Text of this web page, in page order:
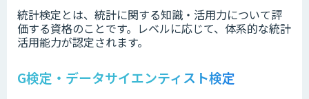
統計検定とは、統計に関する知識・活用力について評
価する資格のことです。レベルに応じて、体系的な統計
活用能力が認定されます。
G検定・データサイエンティスト検定